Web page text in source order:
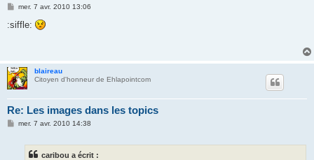
M
s
mer. 7 avr. 2010 13:06
:siffle:
blaireau
Citoyen d'honneur de Ehlapointcom
Re: Les images dans les topics
Mmer. 7 avr. 2010 14:38
caribou a écrit :